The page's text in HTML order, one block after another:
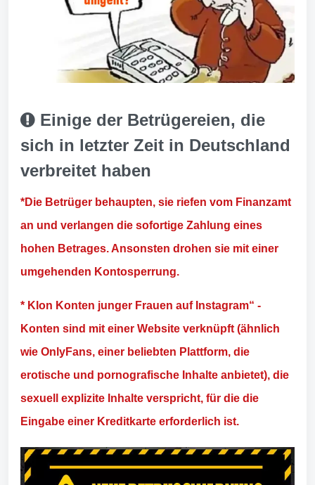
Einige der Betrügereien, die
sich in letzter Zeit in Deutschland
verbreitet haben
*Die Betrüger behaupten, sie riefen vom Finanzamt
an und verlangen die sofortige Zahlung eines
hohen Betrages. Ansonsten drohen sie mit einer
umgehenden Kontosperrung.
* Klon Konten junger Frauen auf Instagram“ -
Konten sind mit einer Website verknüpft (ähnlich
wie OnlyFans, einer beliebten Plattform, die
erotische und pornografische Inhalte anbietet), die
sexuell explizite Inhalte verspricht, für die die
Eingabe einer Kreditkarte erforderlich ist.